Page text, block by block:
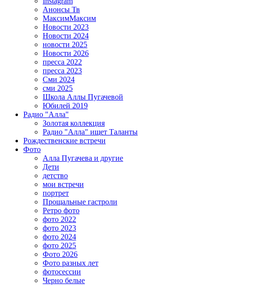
Анонсы Тв
МаксимМаксим
Новости 2023
Новости 2024
новости 2025
Новости 2026
пресса 2022
пресса 2023
Сми 2024
сми 2025
Школа Аллы Пугачевой
Юбилей 2019
Радио "Алла"
Золотая коллекция
Радио "Алла" ищет Таланты
Рождественские встречи
Фото
Алла Пугачева и другие
Дети
детство
мои встречи
портрет
Прощальные гастроли
Ретро фото
фото 2022
фото 2023
фото 2024
фото 2025
Фото 2026
Фото разных лет
фотосессии
Черно белые